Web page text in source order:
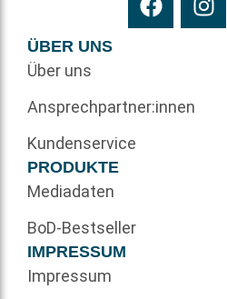
ÜBER UNS
Über uns
Ansprechpartner:innen
Kundenservice
PRODUKTE
Mediadaten
BoD-Bestseller
IMPRESSUM
Impressum